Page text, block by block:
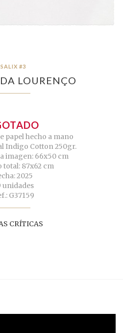
SALIX #3
LOURENÇO
papel hecho a mano
Indigo Cotton 250gr.
imagen: 66x50 cm
total: 87x62 cm
2025
unidades
G37159
CRÍTICAS